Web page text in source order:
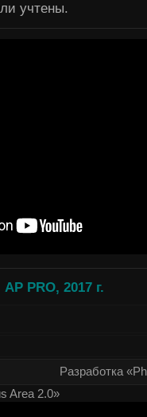
учтены.
AP PRO, 2017 г.
Разработка
Area 2.0»